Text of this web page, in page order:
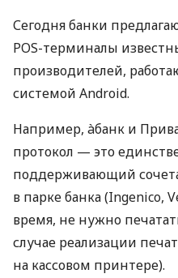
Сегодня банки
POS-терминалы
производителей,
системой Android.
Например, àбанк и
протокол — это
поддерживающий
в парке банка (Ingenico,
время, не нужно
случае реализации
на кассовом принтере).